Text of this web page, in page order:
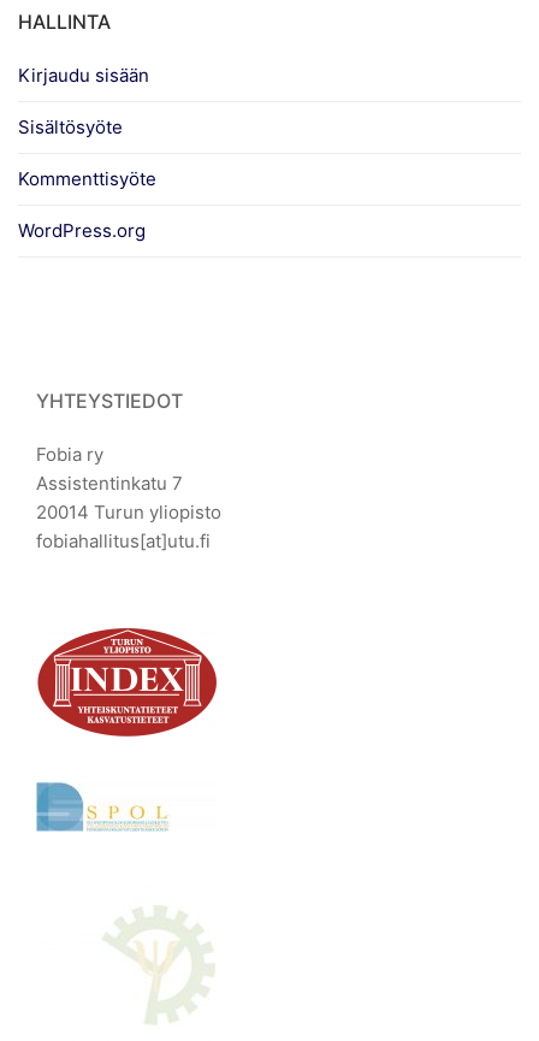
HALLINTA
Kirjaudu sisään
Sisältösyöte
Kommenttisyöte
WordPress.org
YHTEYSTIEDOT
Fobia ry
Assistentinkatu 7
20014 Turun yliopisto
fobiahallitus[at]utu.fi